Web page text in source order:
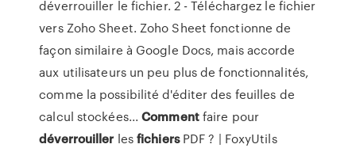
déverrouiller le fichier. 2 - Téléchargez le fichier
vers Zoho Sheet. Zoho Sheet fonctionne de
façon similaire à Google Docs, mais accorde
aux utilisateurs un peu plus de fonctionnalités,
comme la possibilité d'éditer des feuilles de
calcul stockées...Commentfaire pour
déverrouiller lesfichiersPDF ? | FoxyUtils